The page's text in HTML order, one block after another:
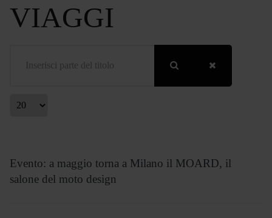
VIAGGI
Visualizza #
Evento: a maggio torna a Milano il MOARD, il
salone del moto design